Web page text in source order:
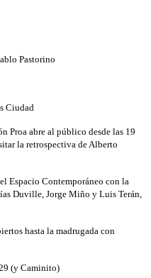
Pastorino
Ciudad
Proa abre al público desde las 19
la retrospectiva de Alberto
Espacio Contemporáneo con la
Duville, Jorge Miño y Luis Terán,
hasta la madrugada con
(y Caminito)